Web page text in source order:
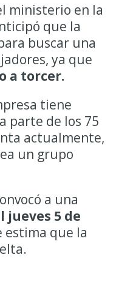
ministerio en la
que la
buscar una
ya que
a torcer.
tiene
parte de los 75
actualmente,
un grupo
a una
jueves 5 de
estima que la